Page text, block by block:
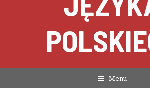
Menu